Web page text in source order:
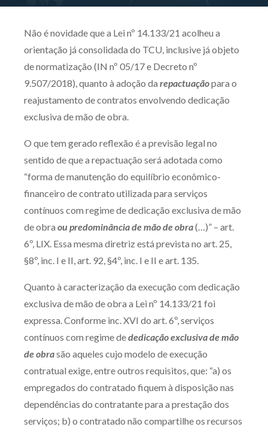
Zênite in Company
Diferenciais
Receba por RSS
Av. Sete de Setembro, 4698
Batel Curitiba/PR CEP80240-000
Telefone (41) 2109-8666
Whatsapp (41) 98881-6616
Não é novidade que a Lei nº 14.133/21 acolheu a
orientação já consolidada do TCU, inclusive já objeto
de normatização (IN nº 05/17 e Decreto nº
9.507/2018), quanto à adoção da repactuaçãopara o
reajustamento de contratos envolvendo dedicação
exclusiva de mão de obra.
O que tem gerado reflexão é a previsão legal no
sentido de que a repactuação será adotada como
“forma de manutenção do equilíbrio econômico-
financeiro de contrato utilizada para serviços
contínuos com regime de dedicação exclusiva de mão
de obra ou predominância de mão de obra(…)” – art.
6º, LIX. Essa mesma diretriz está prevista no art. 25,
§8º, inc. I e II, art. 92, §4º, inc. I e II e art. 135.
Quanto à caracterização da execução com dedicação
exclusiva de mão de obra a Lei nº 14.133/21 foi
expressa. Conforme inc. XVI do art. 6º, serviços
contínuos com regime dededicaçãoexclusivade mão
de obrasão aqueles cujo modelo de execução
contratual exige, entre outros requisitos, que: “a) os
empregados do contratado fiquem à disposição nas
dependências do contratante para a prestação dos
serviços; b) o contratado não compartilhe os recursos